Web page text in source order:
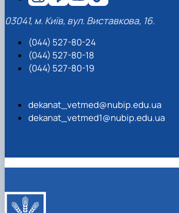
03041, м. Київ, вул. Виставкова, 16.
(044) 527-80-24
(044) 527-80-18
(044) 527-80-19
dekanat_vetmed@nubip.edu.ua
dekanat_vetmed1@nubip.edu.ua